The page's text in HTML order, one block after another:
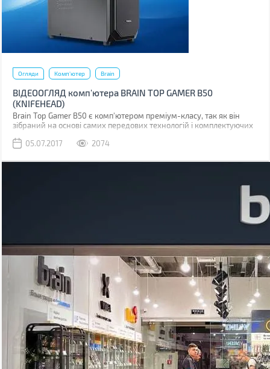
Огляди Комп'ютер Brain
ВІДЕООГЛЯД комп'ютера BRAIN TOP GAMER B50
(KNIFEHEAD)
Brain Top Gamer B50 є комп'ютером преміум-класу, так як він
зібраний на основі самих передових технологій і комплектуючих
05.07.2017
2074